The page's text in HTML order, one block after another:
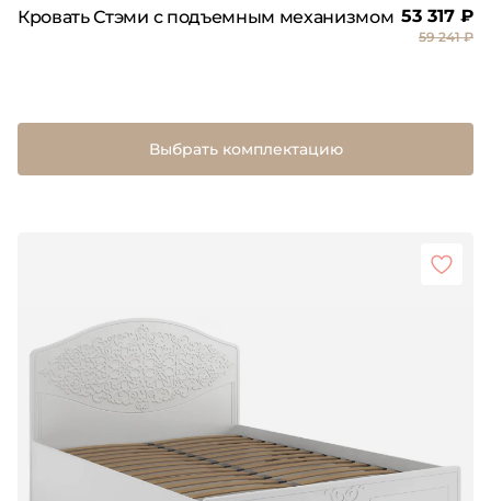
Кровать Стэми с подъемным механизмом 53 317 ₽
59 241 ₽
Выбрать комплектацию